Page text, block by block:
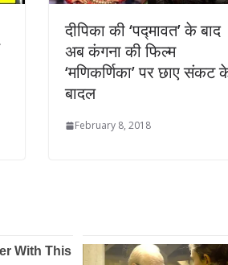
दीपिका की ‘पद्मावत’ के बाद
अब कंगना की फिल्‍म
‘मणिकर्णिका’ पर छाए संकट
बादल
February 8, 2018